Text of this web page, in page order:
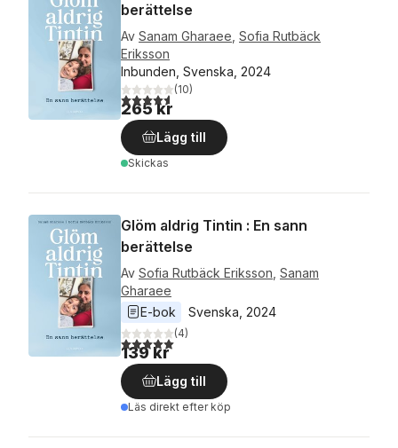
berättelse
Av Sanam Gharaee Sofia Rutbäck
Eriksson
Inbunden, Svenska, 2024
4,6utav 5 stjärnor. Totalt antal röster:
(10)
265 kr
Lägg till
Skickas
Glöm aldrig Tintin : En sann
berättelse
Av Sofia Rutbäck Eriksson Sanam
Gharaee
E-bok
Svenska 2024
5,0utav 5 stjärnor. Totalt antal röster:
(4)
139 kr
Lägg till
Läs direkt efter köp